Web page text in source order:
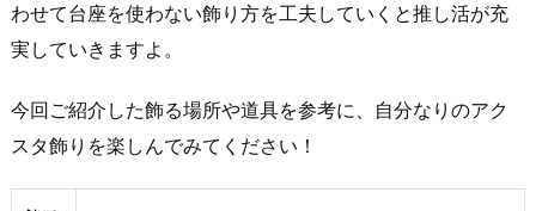
わせて台座を使わない飾り方を工夫していくと推し活が充
実していきますよ。
今回ご紹介した飾る場所や道具を参考に、自分なりのアク
スタ飾りを楽しんでみてください！